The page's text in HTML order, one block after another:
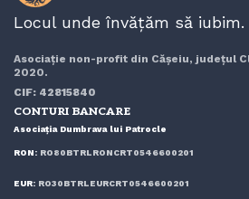
Locul unde învățăm să iubim.
Asociație non-profit din Cășeiu, județul
2020.
CIF: 42815840
CONTURI BANCARE
Asociația Dumbrava lui Patrocle
RON: RO80BTRLRONCRT0546600201
EUR: RO30BTRLEURCRT0546600201